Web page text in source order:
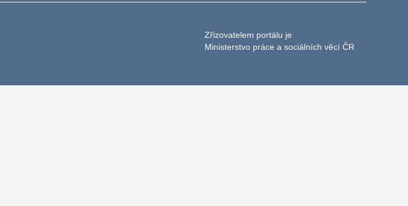
Zřizovatelem portálu je
Ministerstvo práce a sociálních věcí ČR